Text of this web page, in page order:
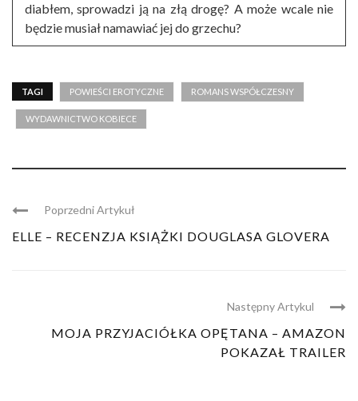
diabłem, sprowadzi ją na złą drogę? A może wcale nie
będzie musiał namawiać jej do grzechu?
TAGI POWIEŚCI EROTYCZNE ROMANS WSPÓŁCZESNY
WYDAWNICTWO KOBIECE
Poprzedni Artykuł
ELLE – RECENZJA KSIĄŻKI DOUGLASA GLOVERA
Następny Artykul
MOJA PRZYJACIÓŁKA OPĘTANA – AMAZON
POKAZAŁ TRAILER